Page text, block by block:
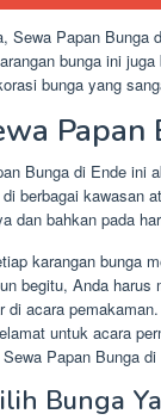
Sewa Papan Bunga
bunga ini
bunga yang
Bunga di Ende ini
berbagai kawasan
dan bahkan pada
karangan bunga
begitu, Anda harus
di acara
untuk acara
Papan Bunga
Bunga